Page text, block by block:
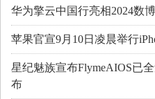
华为擎云中国行亮相2024数
苹果官宣9月10日凌晨举行
星纪魅族宣布FlymeAIOS已
布